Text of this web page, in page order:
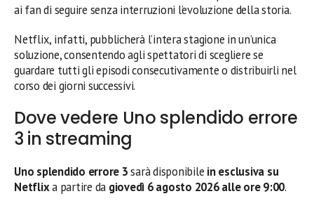
ai fan di seguire senza interruzioni l’evoluzione della storia.
Netflix, infatti, pubblicherà l’intera stagione in un’unica
soluzione, consentendo agli spettatori di scegliere se
guardare tutti gli episodi consecutivamente o distribuirli nel
corso dei giorni successivi.
Dove vedere Uno splendido errore
3 in streaming
Uno splendido errore 3sarà disponibile in esclusiva su
Netflixa partire da giovedì 6 agosto 2026 alle ore 9:00.